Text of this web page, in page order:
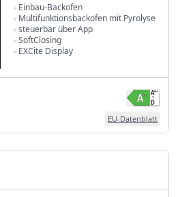
Einbau-Backofen
Multifunktionsbackofen mit Pyrolyse
steuerbar über App
SoftClosing
EXCite Display
EU-Datenblatt